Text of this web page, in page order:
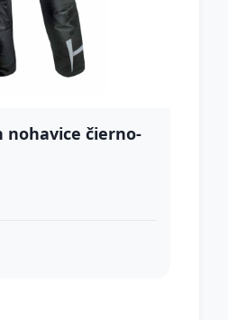
nohavice čierno-